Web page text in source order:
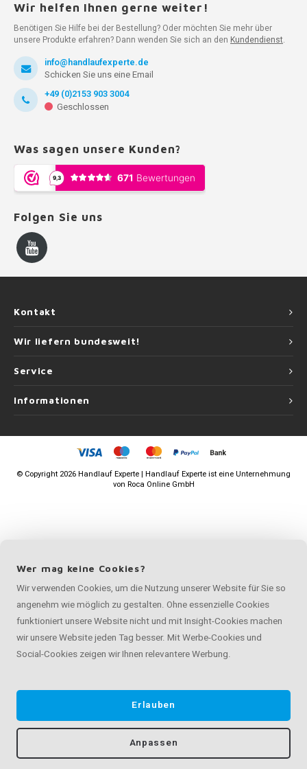
Wir helfen Ihnen gerne weiter!
Benötigen Sie Hilfe bei der Bestellung? Oder möchten Sie mehr über
unsere Produkte erfahren? Dann wenden Sie sich an den Kundendienst.
info@handlaufexperte.de
Schicken Sie uns eine Email
+49 (0)2153 903 3004
Geschlossen
Was sagen unsere Kunden?
Folgen Sie uns
Kontakt
Wir liefern bundesweit!
Service
Informationen
© Copyright 2026 Handlauf Experte | Handlauf Experte ist eine Unternehmung
von Roca Online GmbH
Wer mag keine Cookies?
Wir verwenden Cookies, um die Nutzung unserer Website für Sie so
angenehm wie möglich zu gestalten. Ohne essenzielle Cookies
funktioniert unsere Website nicht und mit Insight-Cookies machen
wir unsere Website jeden Tag besser. Mit Werbe-Cookies und
Social-Cookies zeigen wir Ihnen relevantere Werbung.
Erlauben
Anpassen